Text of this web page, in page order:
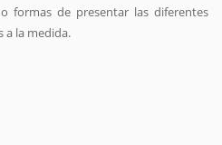
formas de presentar las diferentes
a la medida.